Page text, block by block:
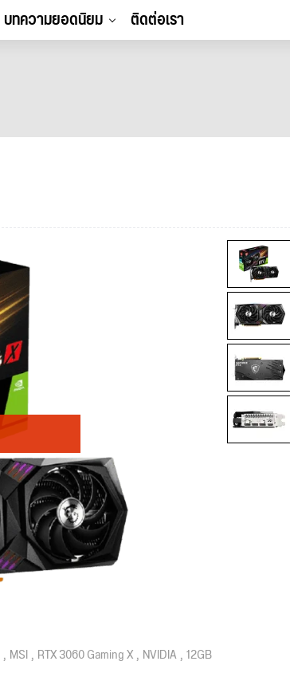
บทความยอดนิยม ติดต่อเรา
MSI RTX 3060 Gaming X NVIDIA 12GB